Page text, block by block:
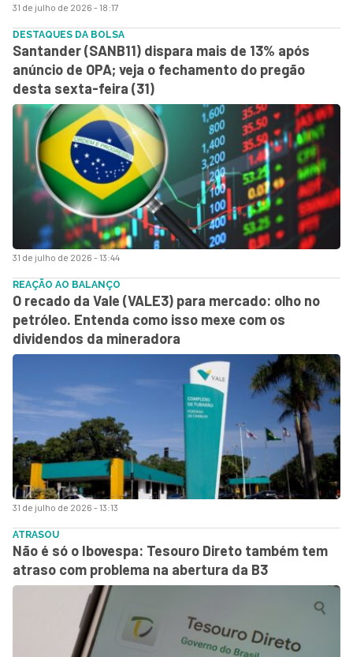
31 de julho de 2026 - 18:17
31 de julho de 2026 - 13:44
DESTAQUES DA BOLSA
Santander (SANB11) dispara mais de 13% após
anúncio de OPA; veja o fechamento do pregão
desta sexta-feira (31)
31 de julho de 2026 - 13:13
REAÇÃO AO BALANÇO
O recado da Vale (VALE3) para mercado: olho no
petróleo. Entenda como isso mexe com os
dividendos da mineradora
ATRASOU
Não é só o Ibovespa: Tesouro Direto também tem
atraso com problema na abertura da B3